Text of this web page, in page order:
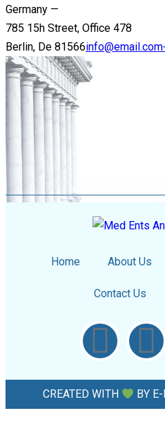
Germany —
785 15h Street, Office 478
Berlin, De 81566info@email.com
Home About Us
Contact Us
CREATED WITH BY